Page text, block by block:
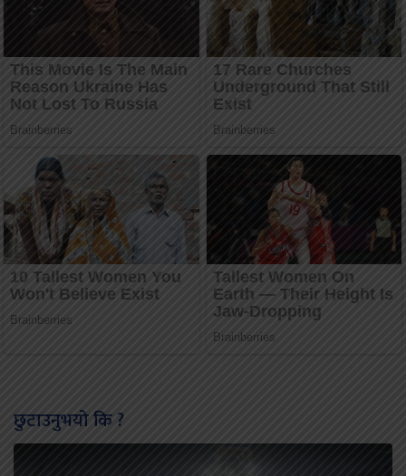
छुटाउनुभयो कि ?